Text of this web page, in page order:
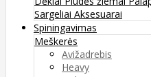
Sargeliai Aksesuarai
Spiningavimas
Meškerės
Avižadrebis
Heavy